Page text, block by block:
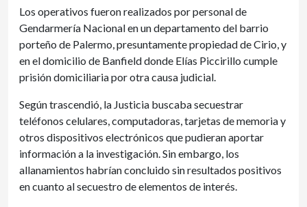
Los operativos fueron realizados por personal de
Gendarmería Nacional en un departamento del barrio
porteño de Palermo, presuntamente propiedad de Cirio, y
en el domicilio de Banfield donde Elías Piccirillo cumple
prisión domiciliaria por otra causa judicial.
Según trascendió, la Justicia buscaba secuestrar
teléfonos celulares, computadoras, tarjetas de memoria y
otros dispositivos electrónicos que pudieran aportar
información a la investigación. Sin embargo, los
allanamientos habrían concluido sin resultados positivos
en cuanto al secuestro de elementos de interés.